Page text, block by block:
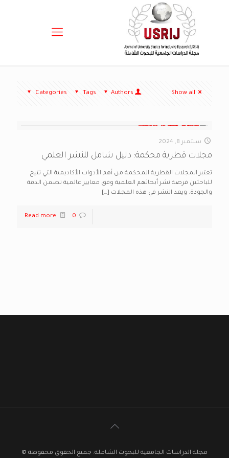
Categories Tags Authors Show all
سبتمبر 8, 2024
مجلات قطرية محكمة: دليل شامل للنشر العلمي
تعتبر المجلات القطرية المحكمة من أهم الأدوات الأكاديمية التي تتيح
للباحثين فرصة نشر أبحاثهم العلمية وفق معايير عالمية تضمن الدقة
والجودة. ويعد النشر في هذه المجلات […]
0
Read more
مجلة الدراسات الجامعية للبحوث الشاملة. جميع الحقوق محفوظة ©